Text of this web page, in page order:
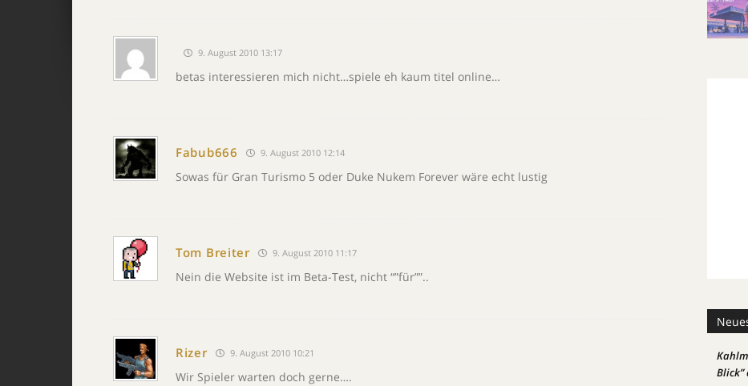
9. August 2010 13:17
betas interessieren mich nicht…spiele eh kaum titel online…
Fabub666 9. August 2010 12:14
Sowas für Gran Turismo 5 oder Duke Nukem Forever wäre echt lustig
Tom Breiter 9. August 2010 11:17
Nein die Website ist im Beta-Test, nicht “”für””..
Rizer 9. August 2010 10:21
Wir Spieler warten doch gerne….
Blick”